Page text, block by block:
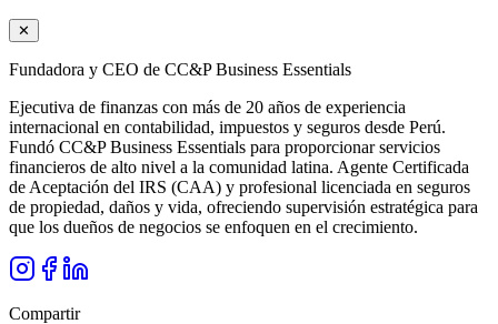
✕
Fundadora y CEO de CC&P Business Essentials
Ejecutiva de finanzas con más de 20 años de experiencia
internacional en contabilidad, impuestos y seguros desde Perú.
Fundó CC&P Business Essentials para proporcionar servicios
financieros de alto nivel a la comunidad latina. Agente Certificada
de Aceptación del IRS (CAA) y profesional licenciada en seguros
de propiedad, daños y vida, ofreciendo supervisión estratégica para
que los dueños de negocios se enfoquen en el crecimiento.
Compartir